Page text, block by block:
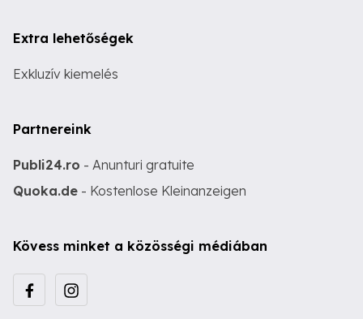
Extra lehetőségek
Exkluzív kiemelés
Partnereink
Publi24.ro - Anunturi gratuite
Quoka.de - Kostenlose Kleinanzeigen
Kövess minket a közösségi médiában